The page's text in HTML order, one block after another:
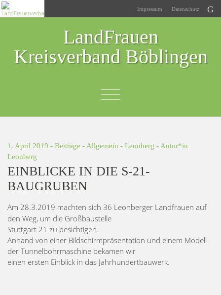
Impressum Datenschutz
LandFrauen
Kreisverband Böblingen
1. April 2019 - Beiträge - Allgemein - Leonberg - Autor*in
Leonberg
EINBLICKE IN DIE S-21-
BAUGRUBEN
Am 28.3.2019 machten sich 36 Leonberger Landfrauen auf
den Weg, um die Großbaustelle
Stuttgart 21 zu besichtigen.
Anhand von einer Bildschirmpräsentation und einem Modell
der Tunnelbohrmaschine bekamen wir
einen ersten Einblick in das Jahrhundertbauwerk.